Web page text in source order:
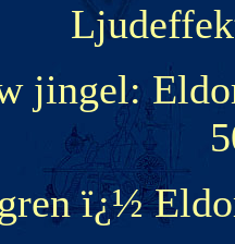
jingel:
ï¿½